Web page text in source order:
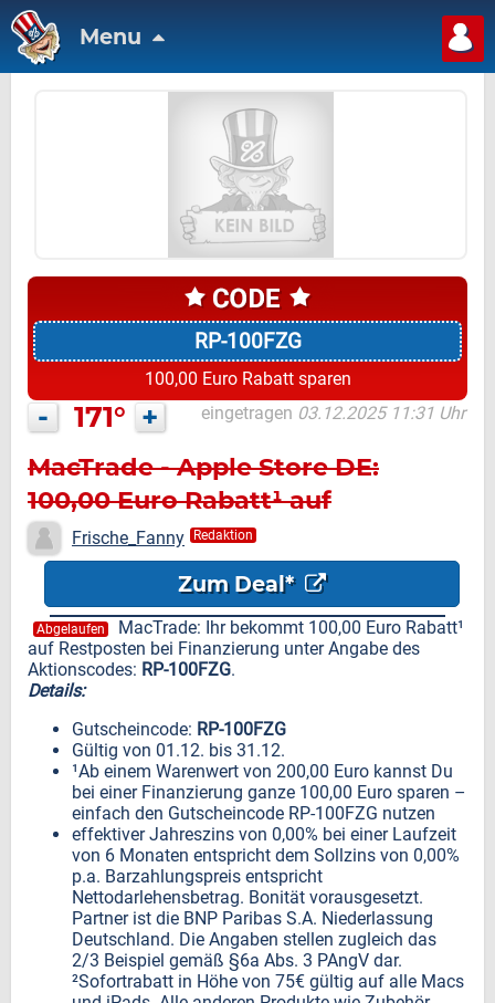
Menu
RP-100FZG
100,00 Euro Rabatt sparen
- 171° + eingetragen 03.12.2025 11:31 Uhr
MacTrade - Apple Store DE:
100,00 Euro Rabatt¹ auf
Restposten bei Finanzierung
Frische_Fanny Redaktion
Zum Deal*
Abgelaufen
MacTrade: Ihr bekommt 100,00 Euro Rabatt¹
auf Restposten bei Finanzierung unter Angabe des
Aktionscodes: RP-100FZG.
Details:
Gutscheincode: RP-100FZG
Gültig von 01.12. bis 31.12.
¹Ab einem Warenwert von 200,00 Euro kannst Du
bei einer Finanzierung ganze 100,00 Euro sparen –
einfach den Gutscheincode RP-100FZG nutzen
effektiver Jahreszins von 0,00% bei einer Laufzeit
von 6 Monaten entspricht dem Sollzins von 0,00%
p.a. Barzahlungspreis entspricht
Nettodarlehensbetrag. Bonität vorausgesetzt.
Partner ist die BNP Paribas S.A. Niederlassung
Deutschland. Die Angaben stellen zugleich das
2/3 Beispiel gemäß §6a Abs. 3 PAngV dar.
²Sofortrabatt in Höhe von 75€ gültig auf alle Macs